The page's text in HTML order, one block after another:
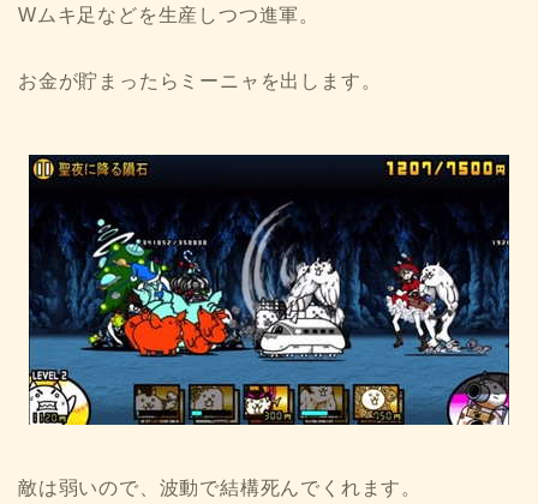
Wムキ足などを生産しつつ進軍。
お金が貯まったらミーニャを出します。
敵は弱いので、波動で結構死んでくれます。